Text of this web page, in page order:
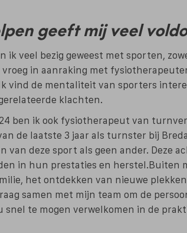
geeft mij veel
ik veel bezig geweest met sporten,
vroeg in aanraking met
vind de mentaliteit van sporters
klachten.
ben ik ook fysiotherapeut van
de laatste 3 jaar als turnster bij
van deze sport als geen ander. Deze
in hun prestaties en herstel.Buiten
het ontdekken van nieuwe
samen met mijn team om de
snel te mogen verwelkomen in de